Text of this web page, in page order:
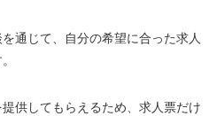
通じて、自分の希望に合った求人
供してもらえるため、求人票だけ